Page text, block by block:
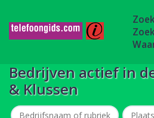
Bedrijven actief in
& Klussen